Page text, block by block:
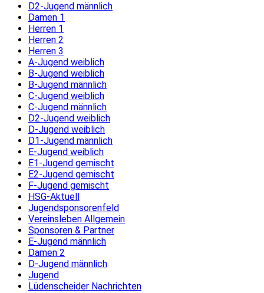
D2-Jugend männlich
Damen 1
Herren 1
Herren 2
Herren 3
A-Jugend weiblich
B-Jugend weiblich
B-Jugend männlich
C-Jugend weiblich
C-Jugend männlich
D2-Jugend weiblich
D-Jugend weiblich
D1-Jugend männlich
E-Jugend weiblich
E1-Jugend gemischt
E2-Jugend gemischt
F-Jugend gemischt
HSG-Aktuell
Jugendsponsorenfeld
Vereinsleben Allgemein
Sponsoren & Partner
E-Jugend männlich
Damen 2
D-Jugend männlich
Jugend
Lüdenscheider Nachrichten